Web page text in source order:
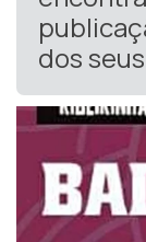
dos